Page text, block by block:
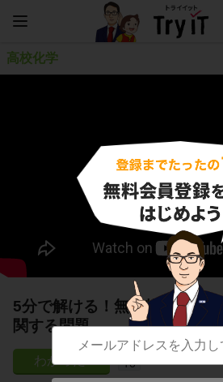
高校化学
5分で解ける！無機物質（テ
関する問題
16